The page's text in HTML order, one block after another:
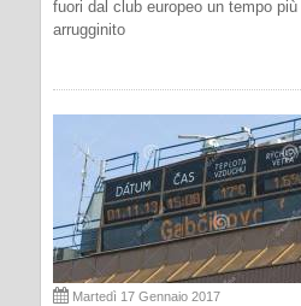
fuori dal club europeo un tempo
arrugginito
Martedì 17 Gennaio 2017